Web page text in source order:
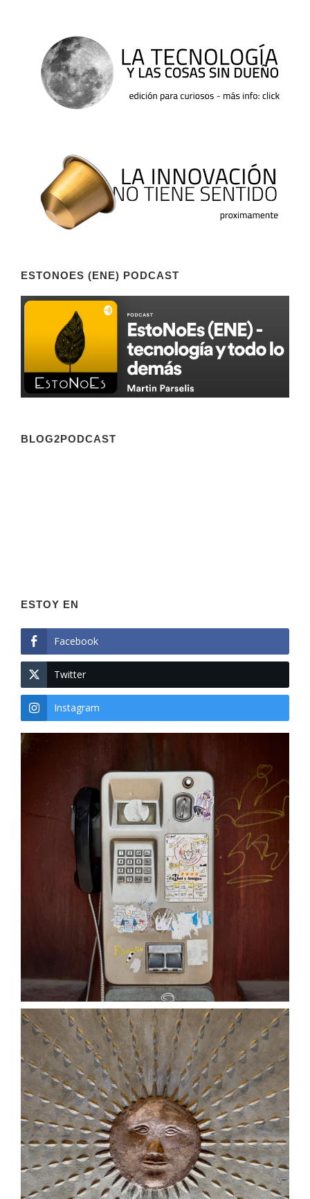
ESTONOES (ENE) PODCAST
BLOG2PODCAST
ESTOY EN
Facebook
Twitter
Instagram